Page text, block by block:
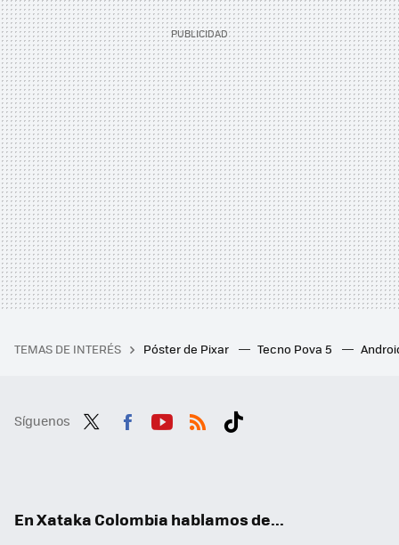
TEMAS DE INTERÉS Póster de Pixar Tecno Pova 5
Síguenos
En Xataka Colombia hablamos de...